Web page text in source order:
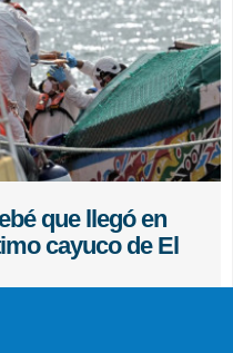
que llegó en
cayuco de El